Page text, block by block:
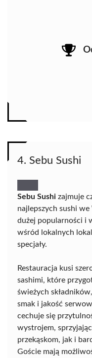
4. Sebu Sushi
Sebu Sushi zajmuje
najlepszych sushi
dużej popularności i
wśród lokalnych
specjały.
Restauracja kusi
sashimi, które
świeżych
smak i jakość
cechuje się
wystrojem,
przekąskom, jak i
Goście mają